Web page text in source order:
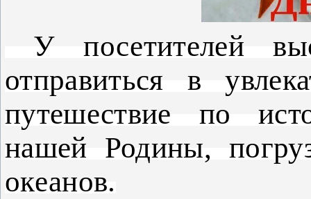
У посетителей
отправиться в
путешествие по
нашей Родины,
океанов.